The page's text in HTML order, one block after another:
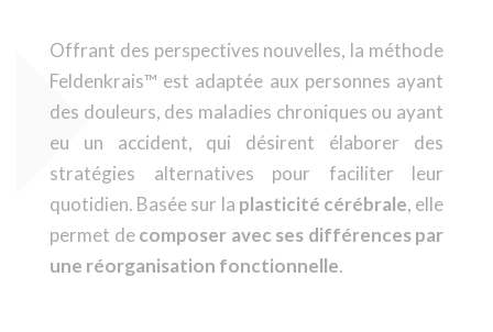
Offrant des perspectives nouvelles, la méthode
Feldenkrais™ est adaptée aux personnes ayant
des douleurs, des maladies chroniques ou ayant
eu un accident, qui désirent élaborer des
stratégies alternatives pour faciliter leur
quotidien. Basée sur la plasticité cérébrale, elle
permet decomposer avec ses différences par
une réorganisation fonctionnelle.